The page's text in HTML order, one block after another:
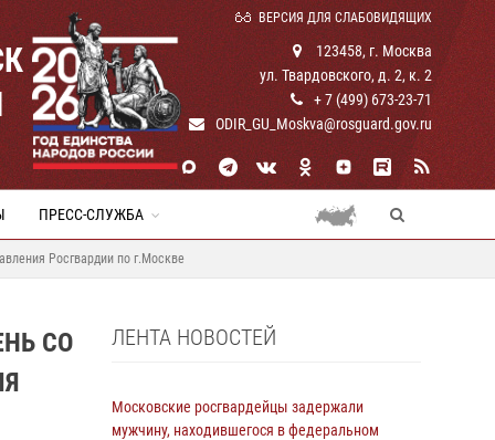
ВЕРСИЯ ДЛЯ СЛАБОВИДЯЩИХ
123458, г. Москва
ул. Твардовского, д. 2, к. 2
+ 7 (499) 673-23-71
ODIR_GU_Moskva@rosguard.gov.ru
ПРЕСС-СЛУЖБА
Росгвардии по г.Москве
СО
ЛЕНТА НОВОСТЕЙ
Московские росгвардейцы задержали
мужчину, находившегося в федеральном